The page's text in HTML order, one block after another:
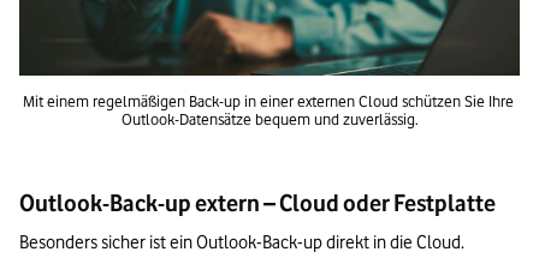
Mit einem regelmäßigen Back-up in einer externen Cloud schützen Sie Ihre
Outlook-Datensätze bequem und zuverlässig.
Outlook-Back-up extern – Cloud oder Festplatte
Besonders sicher ist ein Outlook-Back-up direkt in die Cloud.